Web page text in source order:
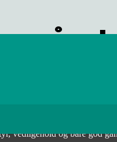
på
vedligehold og bare god